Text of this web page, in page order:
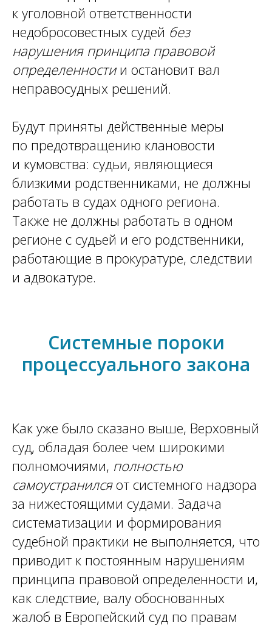
к уголовной ответственности
недобросовестных судей без
нарушения принципа правовой
определенностии остановит вал
неправосудных решений.
Будут приняты действенные меры
по предотвращению клановости
и кумовства: судьи, являющиеся
близкими родственниками, не должны
работать в судах одного региона.
Также не должны работать в одном
регионе с судьей и его родственники,
работающие в прокуратуре, следствии
и адвокатуре.
Системные пороки
процессуального закона
Как уже было сказано выше, Верховный
суд, обладая более чем широкими
полномочиями, полностью
самоустранилсяот системного надзора
за нижестоящими судами. Задача
систематизации и формирования
судебной практики не выполняется, что
приводит к постоянным нарушениям
принципа правовой определенности и,
как следствие, валу обоснованных
жалоб в Европейский суд по правам